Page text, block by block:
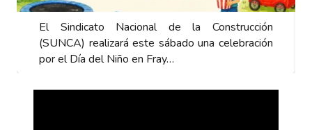
El Sindicato Nacional de la Construcción
(SUNCA) realizará este sábado una celebración
por el Día del Niño en Fray…